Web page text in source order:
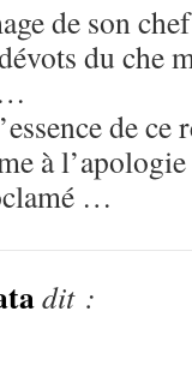
de son
du che
de ce
à
…
dit :